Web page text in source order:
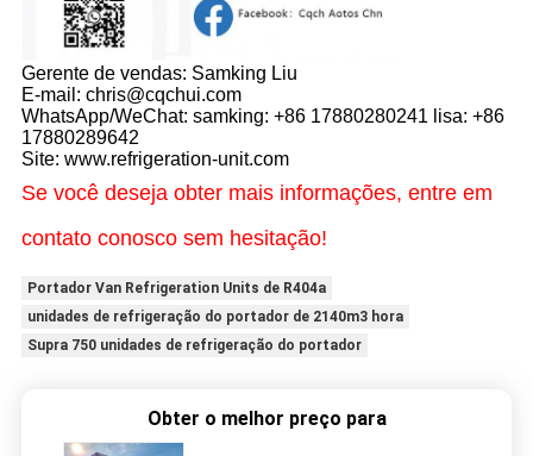
Gerente de vendas: Samking Liu
E-mail: chris@cqchui.com
WhatsApp/WeChat: samking: +86 17880280241 lisa: +86
17880289642
Site: www.refrigeration-unit.com
Se você deseja obter mais informações, entre em
contato conosco sem hesitação!
Portador Van Refrigeration Units de R404a
unidades de refrigeração do portador de 2140m3 hora
Supra 750 unidades de refrigeração do portador
Obter o melhor preço para